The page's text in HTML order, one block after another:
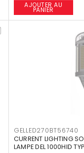
AJOUTER AU
PANIER
GELLED270BT56740
CURRENT LIGHTING
LAMPE DEL 1000HID